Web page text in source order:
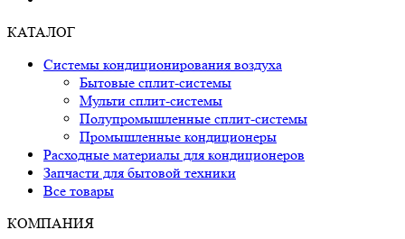
КАТАЛОГ
Системы кондиционирования воздуха
Бытовые сплит-системы
Мульти сплит-системы
Полупромышленные сплит-системы
Промышленные кондиционеры
Расходные материалы для кондиционеров
Запчасти для бытовой техники
Все товары
КОМПАНИЯ